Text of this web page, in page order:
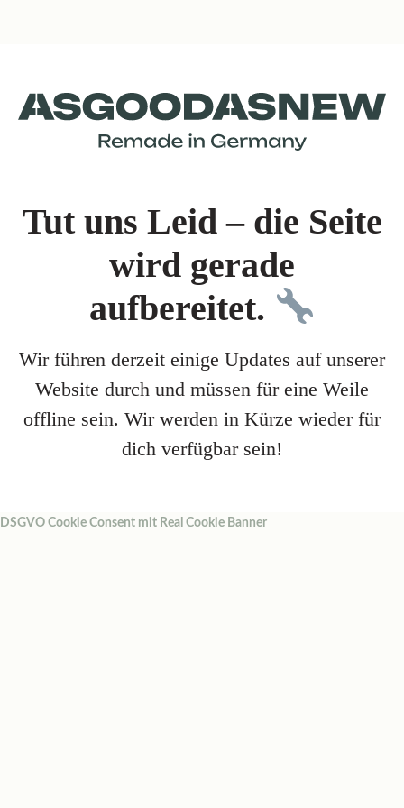
Tut uns Leid – die Seite
wird gerade
aufbereitet.
Wir führen derzeit einige Updates auf unserer
Website durch und müssen für eine Weile
offline sein. Wir werden in Kürze wieder für
dich verfügbar sein!
DSGVO Cookie Consent mit Real Cookie Banner